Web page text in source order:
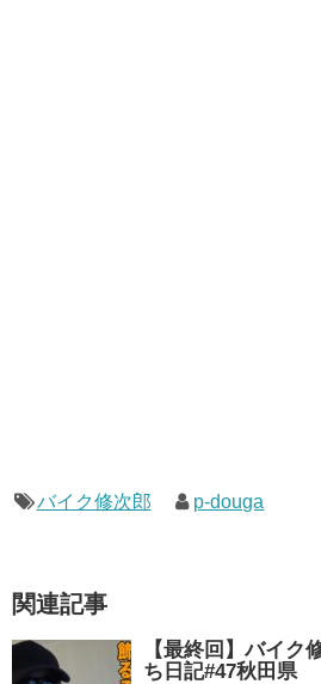
バイク修次郎 p-douga
関連記事
【最終回】バイク
ち日記#47秋田県